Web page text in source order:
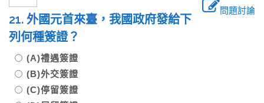
問題討論
21. 外國元首來臺，我國政府發給下
列何種簽證？
(A)禮遇簽證
(B)外交簽證
(C)停留簽證